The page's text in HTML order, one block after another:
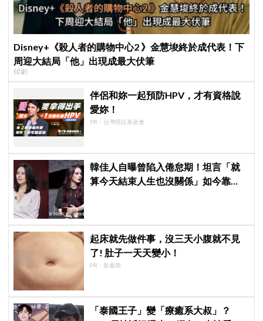
Disney+《殺人者的購物中心2 》金慧埈終於成代表！下
周迎大結局「他」出現成最大伏筆
韓劇
伴侶和妳一起預防HPV，才有資格說
愛妳！
PR・台灣癌症基金會
韓佳人自曝曾陷入倦怠期！坦言「就
算今天結束人生也沒關係」如今靠
起床就先做件事，沒三天小腹就不見
了! 肚子一天天變小！
PR・新素簡
「泰國王子」變「療癒系大叔」？